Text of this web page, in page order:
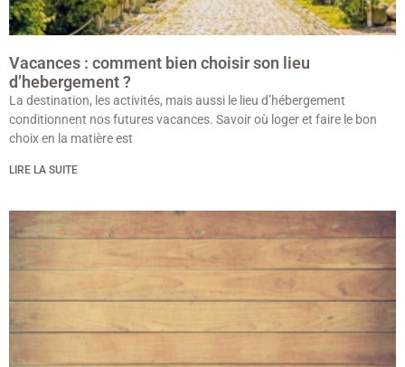
Vacances : comment bien choisir son lieu
d’hebergement ?
La destination, les activités, mais aussi le lieu d’hébergement
conditionnent nos futures vacances. Savoir où loger et faire le bon
choix en la matière est
LIRE LA SUITE